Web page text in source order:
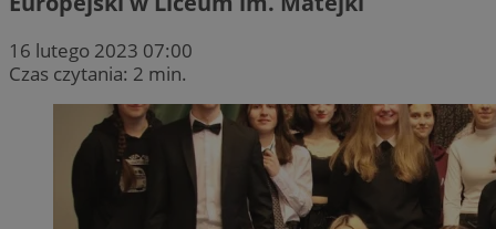
16 lutego 2023 07:00
Czas czytania: 2 min.